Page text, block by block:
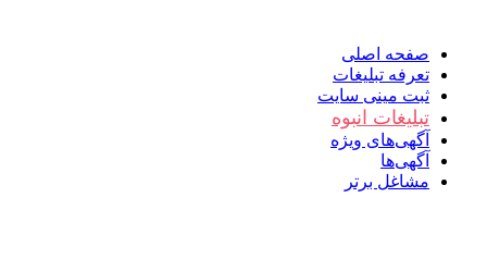
صفحه اصلی
تعرفه تبلیغات
ثبت مینی سایت
تبلیغات انبوه
آگهی‌های ویژه
آگهی‌ها
مشاغل برتر